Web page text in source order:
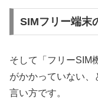
SIMフリー端末
そして「フリーSIM
がかかっていない
言い方です。